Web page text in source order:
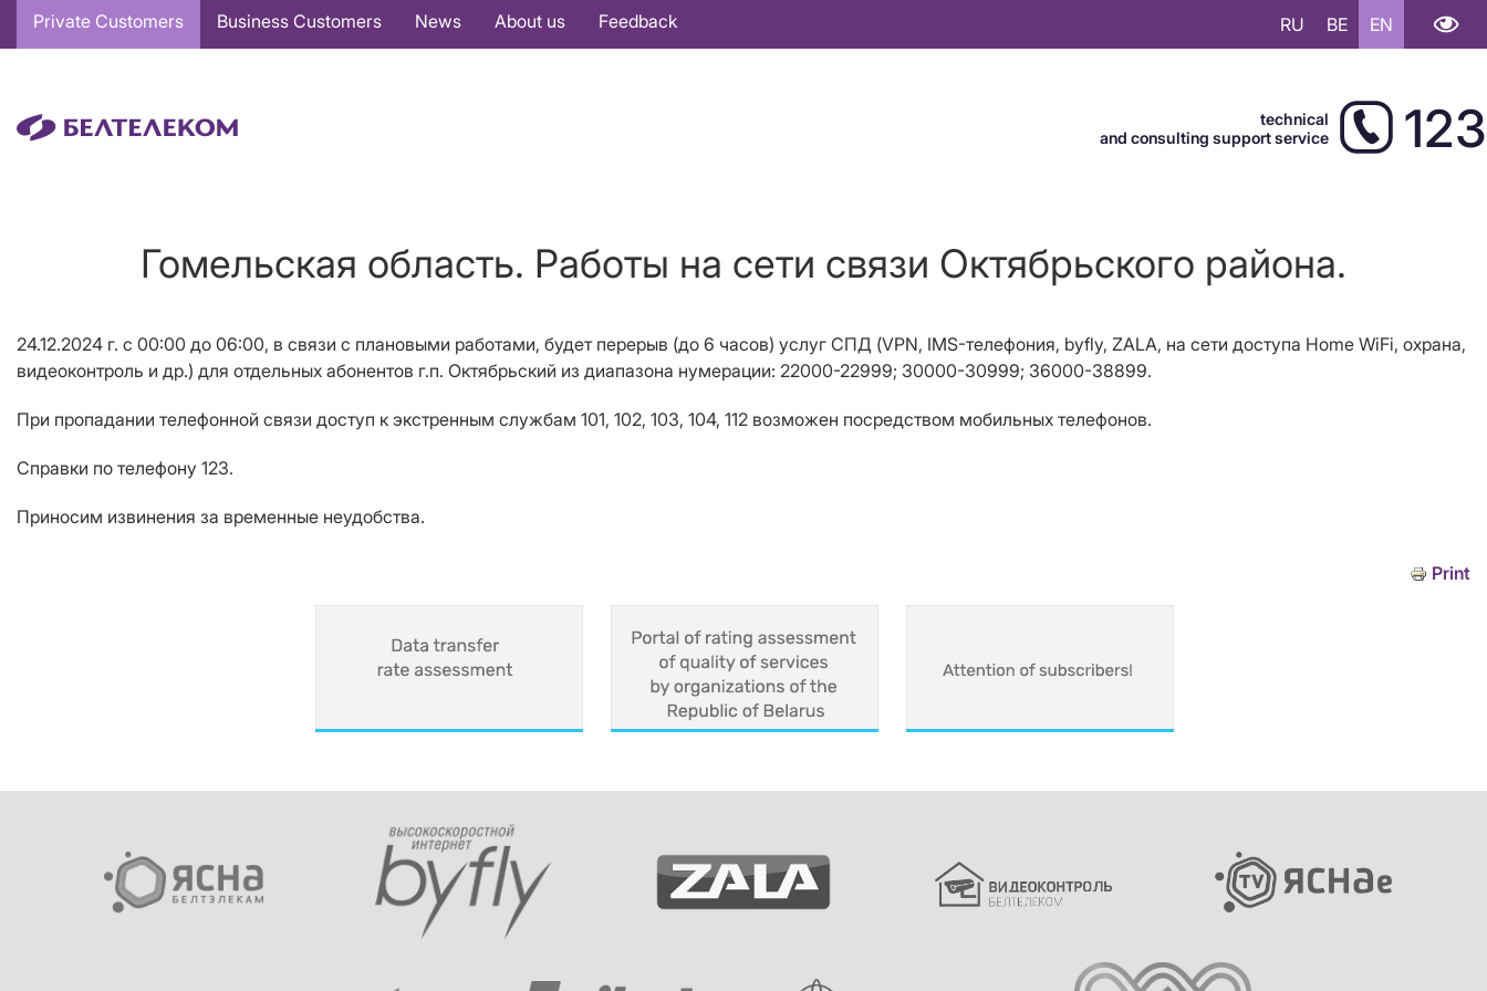
Основная
навигация
Private Customers Business Customers News About us Feedback RU BE EN
technical
and consulting support service
123
Гомельская область. Работы на сети связи Октябрьского района.
24.12.2024 г. с 00:00 до 06:00, в связи с плановыми работами, будет перерыв (до 6 часов) услуг СПД (VPN, IMS-телефония, byfly, ZALA, на сети доступа Home WiFi, охрана,
видеоконтроль и др.) для отдельных абонентов г.п. Октябрьский из диапазона нумерации: 22000-22999; 30000-30999; 36000-38899.
При пропадании телефонной связи доступ к экстренным службам 101, 102, 103, 104, 112 возможен посредством мобильных телефонов.
Справки по телефону 123.
Приносим извинения за временные неудобства.
Print